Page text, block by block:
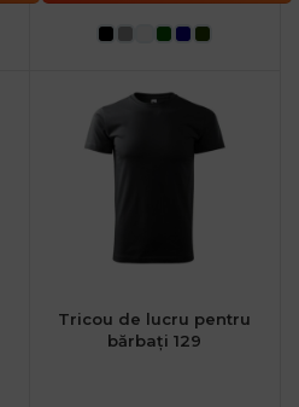
Tricou de lucru pentru
bărbați 129